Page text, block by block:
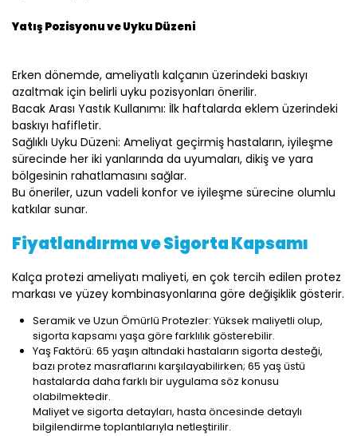
Yatış Pozisyonu ve Uyku Düzeni
Erken dönemde, ameliyatlı kalçanın üzerindeki baskıyı
azaltmak için belirli uyku pozisyonları önerilir.
Bacak Arası Yastık Kullanımı: İlk haftalarda eklem üzerindeki
baskıyı hafifletir.
Sağlıklı Uyku Düzeni: Ameliyat geçirmiş hastaların, iyileşme
sürecinde her iki yanlarında da uyumaları, dikiş ve yara
bölgesinin rahatlamasını sağlar.
Bu öneriler, uzun vadeli konfor ve iyileşme sürecine olumlu
katkılar sunar.
Fiyatlandırma ve Sigorta Kapsamı
Kalça protezi ameliyatı maliyeti, en çok tercih edilen protez
markası ve yüzey kombinasyonlarına göre değişiklik gösterir.
Seramik ve Uzun Ömürlü Protezler: Yüksek maliyetli olup,
sigorta kapsamı yaşa göre farklılık gösterebilir.
Yaş Faktörü: 65 yaşın altındaki hastaların sigorta desteği,
bazı protez masraflarını karşılayabilirken; 65 yaş üstü
hastalarda daha farklı bir uygulama söz konusu
olabilmektedir.
Maliyet ve sigorta detayları, hasta öncesinde detaylı
bilgilendirme toplantılarıyla netleştirilir.